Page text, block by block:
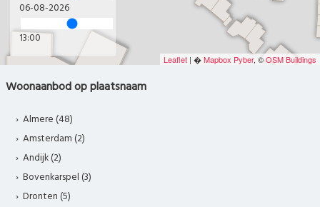
Leaflet | �Mapbox Pyber, ©OSM Buildings
06-08-2026
13:00
Woonaanbod op plaatsnaam
Almere (48)
Amsterdam (2)
Andijk (2)
Bovenkarspel (3)
Dronten (5)